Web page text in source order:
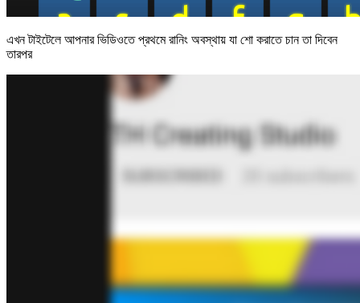
এখন টাইটেলে আপনার ভিডিওতে প্রথমে রানিং অবস্থায় যা শো করাতে চান তা দিবেন
তারপর